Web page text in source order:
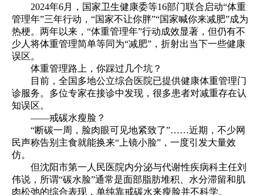
2024年6月，国家卫生健康委等16部门联合启动“体重
管理年”三年行动，“国家不让你胖”“国家喊你来减肥”成为
热梗。两年以来，“体重管理年”行动成效显著，但仍有不
少人将体重管理简单等同为“减肥”，折射出当下一些健康
误区。
体重管理路上，你踩过几个坑？
目前，全国多地公立综合医院已提供健康体重管理门
诊服务。多位专家在接诊中发现，很多患者对减重存在认
知误区。
——戒碳水瘦脸？
“断碳一周，脸肉眼可见地紧致了”……近期，不少网
民声称告别主食就能换来“上镜小脸”，一度引发大量效
仿。
但沈阳市第一人民医院内分泌与代谢性疾病科主任刘
伟说，所谓“碳水脸”通常是面部脂肪堆积、水分滞留和肌
肉松弛的综合表现，单纯靠戒碳水来瘦脸并不科学。